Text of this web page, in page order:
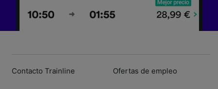
Contacto Trainline Ofertas de empleo